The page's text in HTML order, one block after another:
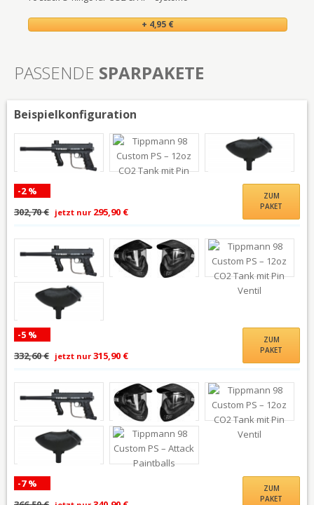
+ 4,95 €
PASSENDE SPARPAKETE
Beispielkonfiguration
-2 %
302,70 € jetzt nur 295,90 €
ZUM
PAKET
-5 %
332,60 € jetzt nur 315,90 €
ZUM
PAKET
-7 %
ZUM
PAKET